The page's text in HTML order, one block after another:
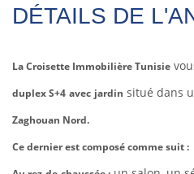
DÉTAILS DE
La Croisette Immobilière Tunisie
duplex S+4 avec jardin situé dans
Zaghouan Nord.
Ce dernier est composé comme suit :